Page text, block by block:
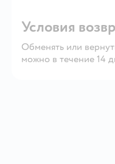
Условия
Обменять или
можно в течение 14